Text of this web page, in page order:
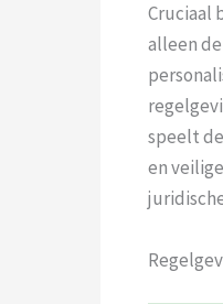
Cruciaal
alleen
speelt
en